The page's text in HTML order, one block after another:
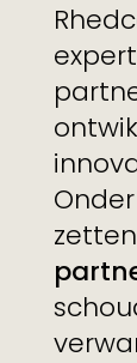
zetten